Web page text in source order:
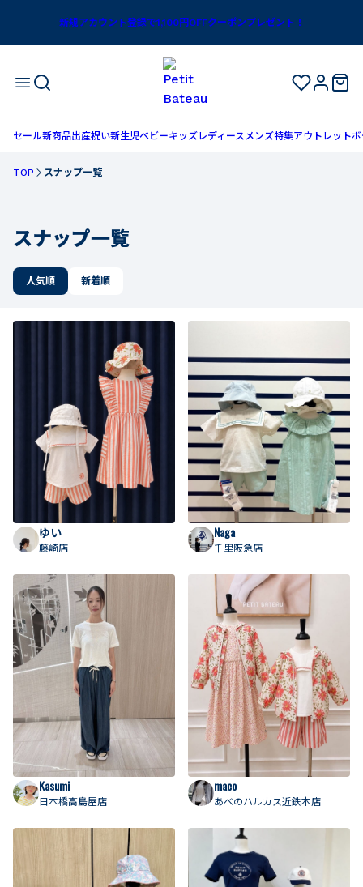
新規アカウント登録で1,100円OFFクーポンプレゼント！
セール新商品出産祝い新生児ベビーキッズ レディースメンズ特集アウトレットボ
TOP スナップ一覧
スナップ一覧
人気順 新着順
ゆい
藤崎店
Naga
千里阪急店
Kasumi
日本橋高島屋店
maco
あべのハルカス近鉄本店